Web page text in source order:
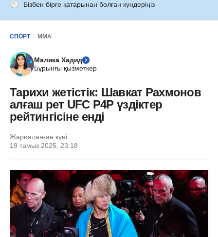
Бізбен бірге қатарынан болған күндеріңіз
СПОРТ ММА
Малика Хадид
Бұрынғы қызметкер
Тарихи жетістік: Шавкат Рахмонов
алғаш рет UFC P4P үздіктер
рейтингісіне енді
Жарияланған күні:
19 тамыз 2025, 23:18